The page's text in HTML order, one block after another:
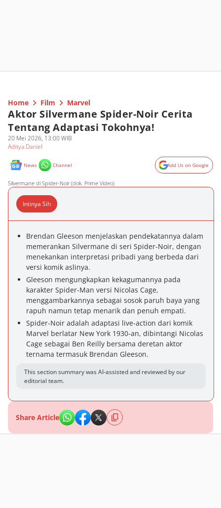
Home Film Marvel
Aktor Silvermane Spider-Noir Cerita
Tentang Adaptasi Tokohnya!
20 Mei 2026, 13:00 WIB
Aditya Daniel
News Channel Add Us on Google
Silvermane di Spider-Noir (dok. Prime Video)
Intinya Sih
Brendan Gleeson menjelaskan pendekatannya dalam
memerankan Silvermane di seri Spider-Noir, dengan
menekankan interpretasi pribadi yang berbeda dari
versi komik aslinya.
Gleeson mengungkapkan kekagumannya pada
karakter Spider-Man versi Nicolas Cage,
menggambarkannya sebagai sosok paruh baya yang
rapuh namun tetap menarik dan penuh empati.
Spider-Noir adalah adaptasi live-action dari komik
Marvel berlatar New York 1930-an, dibintangi Nicolas
Cage sebagai Ben Reilly bersama deretan aktor
ternama termasuk Brendan Gleeson.
This section summary was AI-assisted and reviewed by our
editorial team.
Share Article